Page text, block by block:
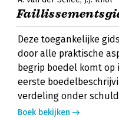
Deze toegankelijke
door alle praktische
begrip boedel komt
eerste
verdeling onder
Boek bekijken